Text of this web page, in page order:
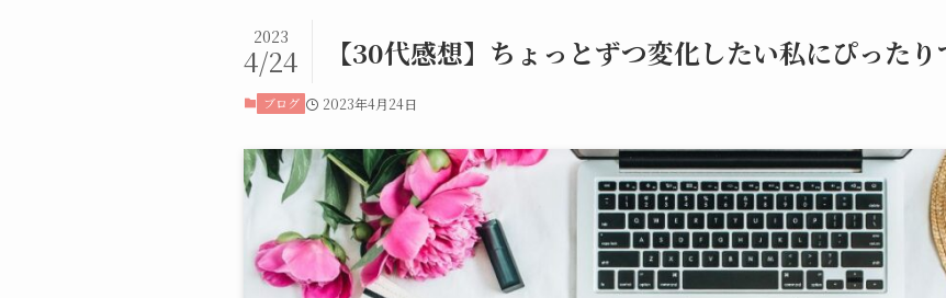
【30代感想】ちょっとずつ変化したい私にぴったり
2023
4/24
ブログ 2023年4月24日